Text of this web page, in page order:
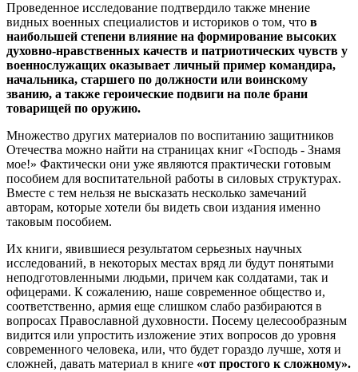
Проведенное исследование подтвердило также мнение
видных военных специалистов и историков о том, что в
наибольшей степени влияние на формирование высоких
духовно-нравственных качеств и патриотических чувств у
военнослужащих оказывает личный пример командира,
начальника, старшего по должности или воинскому
званию, а также героические подвиги на поле брани
товарищей по оружию.
Множество других материалов по воспитанию защитников
Отечества можно найти на страницах книг «Господь - Знамя
мое!» Фактически они уже являются практически готовым
пособием для воспитательной работы в силовых структурах.
Вместе с тем нельзя не высказать несколько замечаний
авторам, которые хотели бы видеть свои издания именно
таковым пособием.
Их книги, явившиеся результатом серьезных научных
исследований, в некоторых местах вряд ли будут понятыми
неподготовленными людьми, причем как солдатами, так и
офицерами. К сожалению, наше современное общество и,
соответственно, армия еще слишком слабо разбираются в
вопросах Православной духовности. Посему целесообразным
видится или упростить изложение этих вопросов до уровня
современного человека, или, что будет гораздо лучше, хотя и
сложней, давать материал в книге «от простого к сложному».